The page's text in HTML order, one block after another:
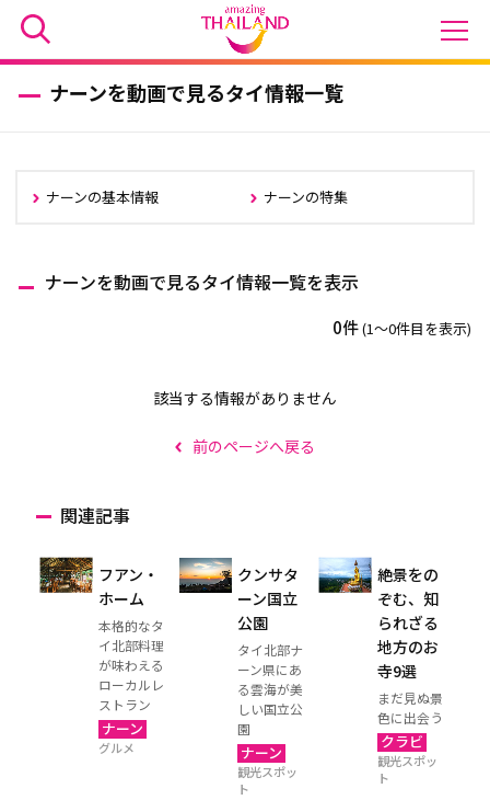
ナーンを動画で見るタイ情報一覧
ナーンの基本情報 ナーンの特集
ナーンを動画で見るタイ情報一覧を表示
0件(1〜0件目を表示)
該当する情報がありません
前のページへ戻る
関連記事
フアン・
ホーム
本格的なタ
イ北部料理
が味わえる
ローカルレ
ストラン
ナーン
グルメ
クンサタ
ーン国立
公園
タイ北部ナ
ーン県にあ
る雲海が美
しい国立公
園
ナーン
観光スポッ
ト
絶景をの
ぞむ、知
られざる
地方のお
寺9選
まだ見ぬ景
色に出会う
クラビ
観光スポッ
ト